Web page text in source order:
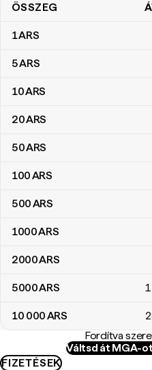
argentin peso – madagaszkári
ÖSSZEG
1ARS
5ARS
10ARS
20ARS
50ARS
100ARS
500ARS
1000ARS
2000ARS
5000ARS
10 000ARS
Fordítva
Váltsd át MGA-
FIZETÉSEK